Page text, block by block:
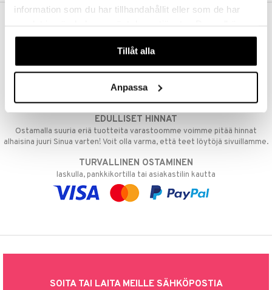
information som du har tillhandahållit eller som de har
våra cookies vid fortsatt användande av vår webbplats.
Tillåt alla
Anpassa
Aina maksuton vaihtoehto, huolimatta siitä ostatko yksittäisen
tuotteen tai koko tilauksellesi joka ylittää 50 €.
NOPEAT TOIMITUKSET
Ennen kello 13.00 tehdyt tilaukset lähetetään normaalisti samana
EDULLISET HINNAT
Ostamalla suuria eriä tuotteita varastoomme voimme pitää hinnat
alhaisina juuri Sinua varten! Voit olla varma, että teet löytöjä sivuillamme.
TURVALLINEN OSTAMINEN
laskulla, pankkikortilla tai asiakastilin kautta
SOITA TAI LAITA MEILLE SÄHKÖPOSTIA